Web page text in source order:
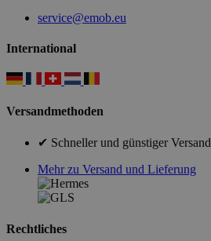
service@emob.eu
International
Versandmethoden
✔ Schneller und günstiger Versand
Mehr zu Versand und Lieferung
Rechtliches